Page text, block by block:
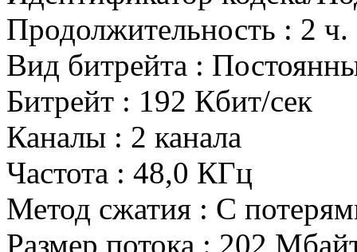
Продолжительность : 2
Вид битрейта :
Битрейт : 192 Кбит/сек
Каналы : 2 канала
Частота : 48,0 КГц
Метод сжатия : С
Размер потока : 202